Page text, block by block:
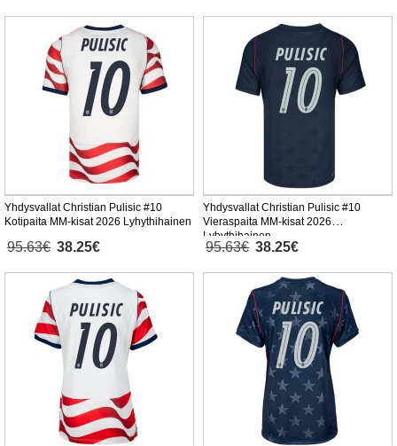
Yhdysvallat Christian Pulisic #10
Kotipaita MM-kisat 2026 Lyhythihainen
95.63€ 38.25€
Yhdysvallat Christian Pulisic #10
Vieraspaita MM-kisat 2026
Lyhythihainen
95.63€ 38.25€